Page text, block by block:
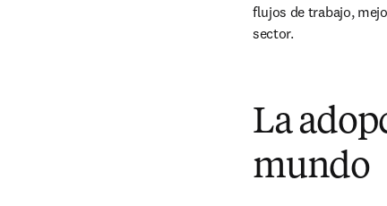
flujos de trabajo,
sector.
La
mundo